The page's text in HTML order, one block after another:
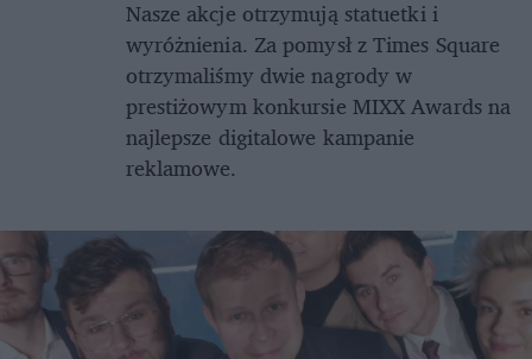
Nasze akcje otrzymują statuetki i
wyróżnienia. Za pomysł z Times Square
otrzymaliśmy dwie nagrody w
prestiżowym konkursie MIXX Awards na
najlepsze digitalowe kampanie
reklamowe.